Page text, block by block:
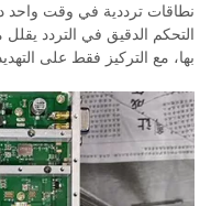
نطاقات ترددية في وقت واحد
التحكم الدقيق في التردد
بها، مع التركيز فقط على